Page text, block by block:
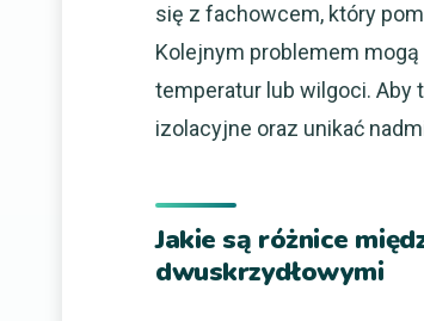
się z fachowcem, który
Kolejnym problemem
temperatur lub wilgoci. Aby
izolacyjne oraz unikać
Jakie są różnice
dwuskrzydłowymi